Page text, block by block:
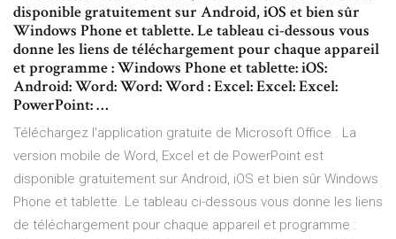
disponible gratuitement sur Android, iOS et bien sûr
Windows Phone et tablette. Le tableau ci-dessous vous
donne les liens de téléchargement pour chaque appareil
et programme : Windows Phone et tablette: iOS:
Android: Word: Word: Word : Excel: Excel: Excel:
PowerPoint: …
Téléchargez l'application gratuite de Microsoft Office . La
version mobile de Word, Excel et de PowerPoint est
disponible gratuitement sur Android, iOS et bien sûr Windows
Phone et tablette. Le tableau ci-dessous vous donne les liens
de téléchargement pour chaque appareil et programme :